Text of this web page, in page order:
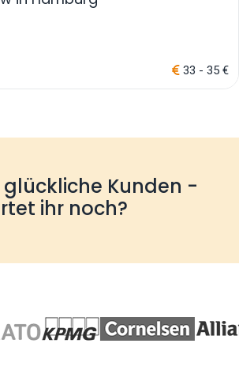
33 - 35 €
glückliche Kunden -
ihr noch?